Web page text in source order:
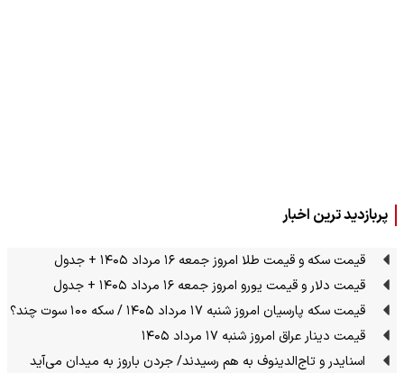
پربازدید ترین اخبار
قیمت سکه و قیمت طلا امروز جمعه ۱۶ مرداد ۱۴۰۵ + جدول
قیمت دلار و قیمت یورو امروز جمعه ۱۶ مرداد ۱۴۰۵ + جدول
قیمت سکه پارسیان امروز شنبه ۱۷ مرداد ۱۴۰۵ / سکه ۱۰۰ سوت چند؟
قیمت دینار عراق امروز شنبه ۱۷ مرداد ۱۴۰۵
اسنایدر و تاج‌الدینوف به هم رسیدند/ جردن باروز به میدان می‌آید